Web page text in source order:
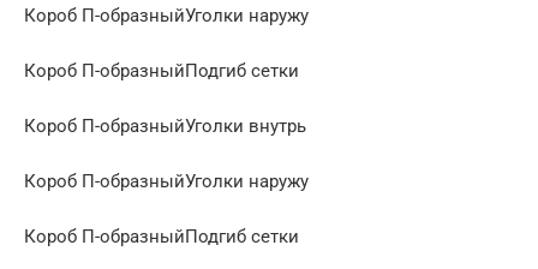
Короб П-образныйУголки наружу
Короб П-образныйПодгиб сетки
Короб П-образныйУголки внутрь
Короб П-образныйУголки наружу
Короб П-образныйПодгиб сетки